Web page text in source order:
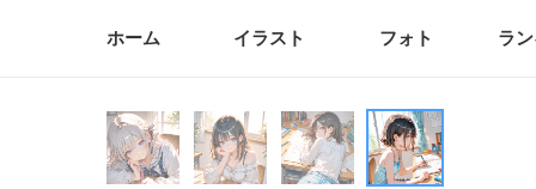
ホーム イラスト フォト ラ